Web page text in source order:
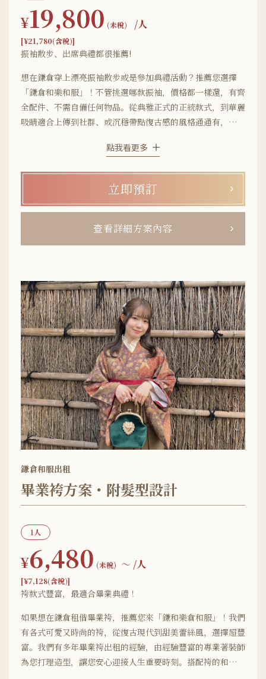
¥19,800 (未稅) /人
[¥21,780(含稅)]
振袖散步、出席典禮都很推薦!
想在鎌倉穿上漂亮振袖散步或是參加典禮活動？推薦您選擇
「鎌倉和樂和服」！不管挑選哪款振袖，價格都一樣還，有齊
全配件、不需自備任何物品。從典雅正式的正統款式，到華麗
吸睛適合上傳到社群、或沉穩帶點復古感的風格通通有，連人
鐘，離鶴岡八幡宮也很近，穿著振袖拍美照、參拜都超方便♡
點我看更多
立即預訂
查看詳細方案內容
鎌倉和服出租
畢業袴方案・附髮型設計
1人
¥6,480 (未稅) 〜 /人
[¥7,128(含稅)]
袴款式豐富，最適合畢業典禮！
如果想在鎌倉租借畢業袴，推薦您來「鎌和樂倉和服」！我們
有各式可愛又時尚的袴，從復古現代到甜美蕾絲風，選擇超豐
富。我們有多年畢業袴出租的經驗，由經驗豐富的專業著裝師
為您打理造型，讓您安心迎接人生重要時刻。搭配袴的和服可